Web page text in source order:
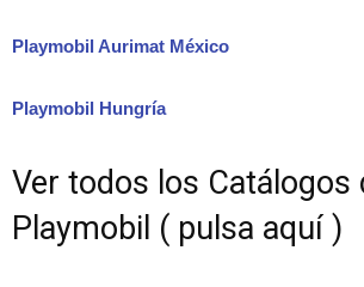
Playmobil Aurimat México
Playmobil Hungría
Ver todos los Catálogos
Playmobil ( pulsa aquí )